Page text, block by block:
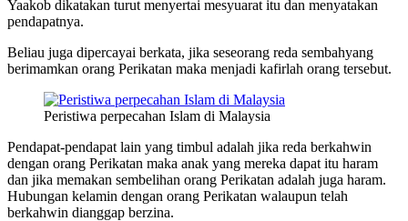
Yaakob dikatakan turut menyertai mesyuarat itu dan menyatakan
pendapatnya.
Beliau juga dipercayai berkata, jika seseorang reda sembahyang
berimamkan orang Perikatan maka menjadi kafirlah orang tersebut.
Peristiwa perpecahan Islam di Malaysia
Pendapat-pendapat lain yang timbul adalah jika reda berkahwin
dengan orang Perikatan maka anak yang mereka dapat itu haram
dan jika memakan sembelihan orang Perikatan adalah juga haram.
Hubungan kelamin dengan orang Perikatan walaupun telah
berkahwin dianggap berzina.